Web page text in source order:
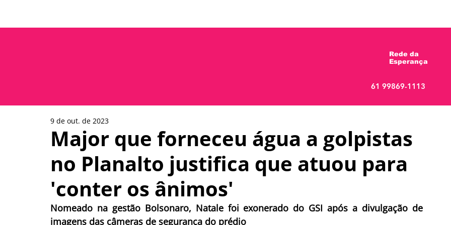
Rede da
Esperança
61 99869-1113
Major que forneceu água a golpistas
no Planalto justifica que atuou para
'conter os ânimos'
9 de out. de 2023
Nomeado na gestão Bolsonaro, Natale foi exonerado do GSI após a divulgação de
imagens das câmeras de segurança do prédio